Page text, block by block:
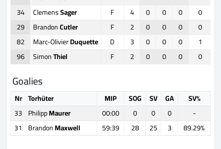
34
ClemensSager F 4 0 0 0
0
29
BrandonCutler F 2 0 0 0
0
82
Marc-OlivierDuquette D 3 0 0 0
1
96
SimonThiel F 2 0 0 0 0
Goalies
Nr Torhüter MIP SOG SV GA
SV%
33 PhilippMaurer 00:00 0 0 0
-
31 BrandonMaxwell 59:39 28 25 3 89.29%